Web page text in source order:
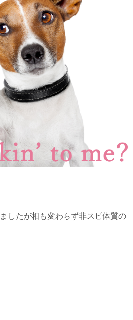
したが相も変わらず非スピ体質の